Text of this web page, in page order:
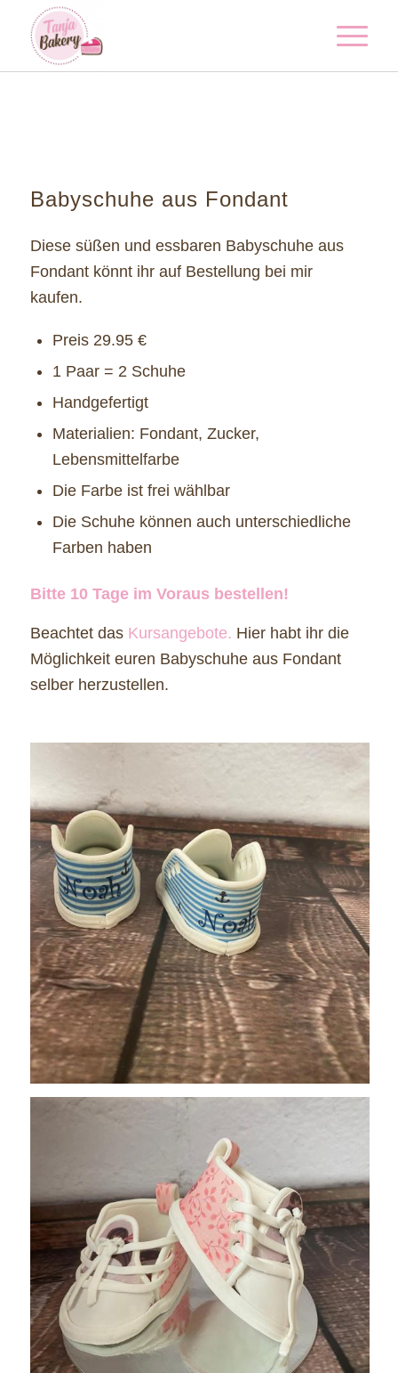
Babyschuhe aus Fondant
Diese süßen und essbaren Babyschuhe aus
Fondant könnt ihr auf Bestellung bei mir
kaufen.
Preis 29.95 €
1 Paar = 2 Schuhe
Handgefertigt
Materialien: Fondant, Zucker,
Lebensmittelfarbe
Die Farbe ist frei wählbar
Die Schuhe können auch unterschiedliche
Farben haben
Bitte 10 Tage im Voraus bestellen!
Beachtet das Kursangebote. Hier habt ihr die
Möglichkeit euren Babyschuhe aus Fondant
selber herzustellen.